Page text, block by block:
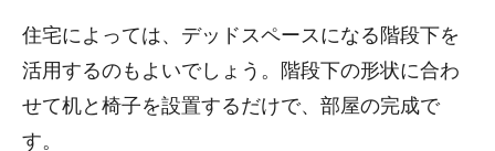
住宅によっては、デッドスペースになる階段下を
活用するのもよいでしょう。階段下の形状に合わ
せて机と椅子を設置するだけで、部屋の完成で
す。